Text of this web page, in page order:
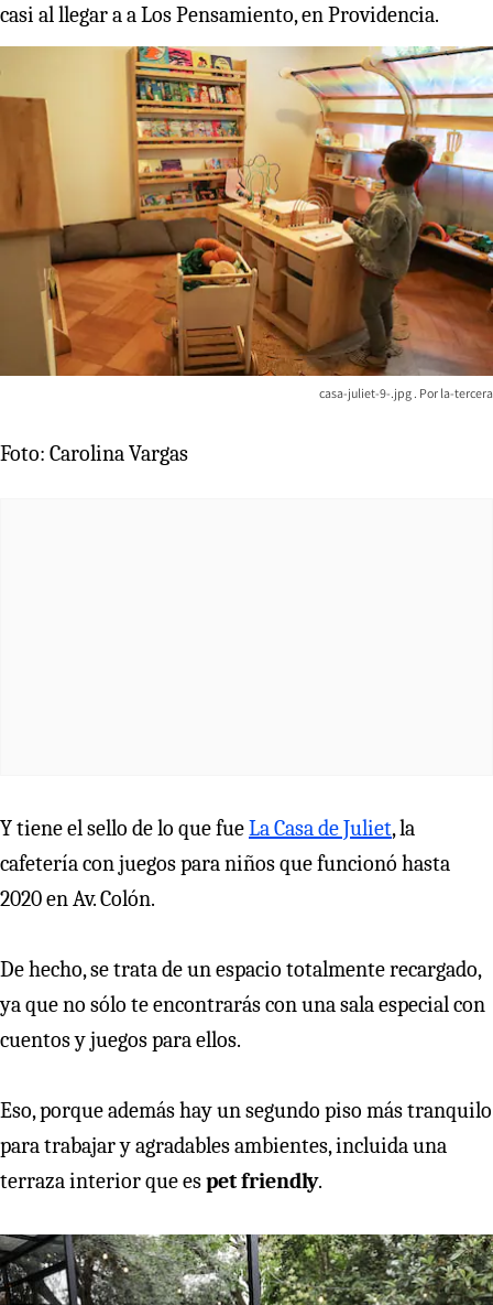
casi al llegar a a Los Pensamiento, en Providencia.
casa-juliet-9-.jpg la-tercera
Foto: Carolina Vargas
Y tiene el sello de lo que fueLa Casa de Juliet, la
cafetería con juegos para niños que funcionó hasta
2020 en Av. Colón.
De hecho, se trata de un espacio totalmente recargado,
ya que no sólo te encontrarás con una sala especial con
cuentos y juegos para ellos.
Eso, porque además hay un segundo piso más tranquilo
para trabajar y agradables ambientes, incluida una
terraza interior que espet friendly.